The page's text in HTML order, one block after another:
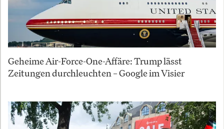
Geheime Air-Force-One-Affäre: Trump lässt
Zeitungen durchleuchten – Google im Visier